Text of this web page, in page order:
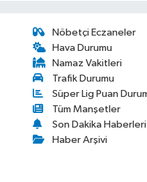
Nöbetçi Eczaneler
Hava Durumu
Namaz Vakitleri
Trafik Durumu
Süper Lig Puan
Tüm Manşetler
Son Dakika Haberleri
Haber Arşivi